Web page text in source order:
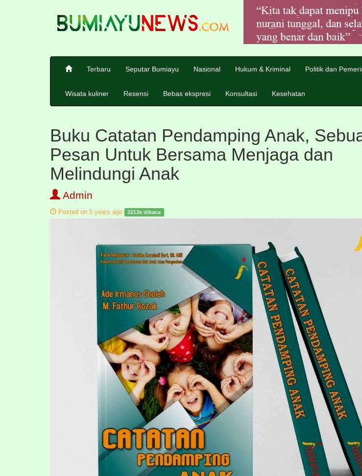
Terbaru Seputar Bumiayu Nasional Hukum & Kriminal Politik dan
Wisata kuliner Resensi Bebas ekspresi Konsultasi Kesehatan
Buku Catatan Pendamping Anak,
Pesan Untuk Bersama Menjaga dan
Melindungi Anak
Admin
Posted on 5 years ago 2213x dibaca